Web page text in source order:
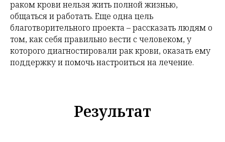
раком крови нельзя жить полной жизнью,
общаться и работать. Еще одна цель
благотворительного проекта – рассказать людям о
том, как себя правильно вести с человеком, у
которого диагностировали рак крови, оказать ему
поддержку и помочь настроиться на лечение.
Результат